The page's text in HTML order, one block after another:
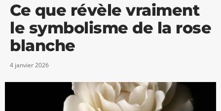
Ce que révèle vraiment
le symbolisme de la rose
blanche
4 janvier 2026